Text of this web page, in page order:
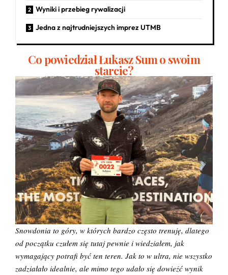
Wyniki i przebieg rywalizacji
Jedna z najtrudniejszych imprez UTMB
Co powiedział Łukasz Sum o swoim
starcie?
Snowdonia to góry, w których bardzo często trenuję, dlatego
od początku czułem się tutaj pewnie i wiedziałem, jak
wymagający potrafi być ten teren. Jak to w ultra, nie wszystko
zadziałało idealnie, ale mimo tego udało się dowieźć wynik